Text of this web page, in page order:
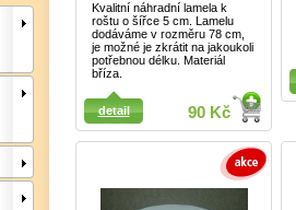
Kvalitní náhradní lamela k
roštu o šířce 5 cm. Lamelu
dodáváme v rozměru 78 cm,
je možné je zkrátit na jakoukoli
potřebnou délku. Materiál
bříza.
90 Kč
detail
Detail